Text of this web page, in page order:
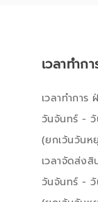
เวลาทำกา
เวลาทำกา
วันจันทร์ -
(ยกเว้นวัน
เวลาจัดส่งสิ
วันจันทร์ - วั